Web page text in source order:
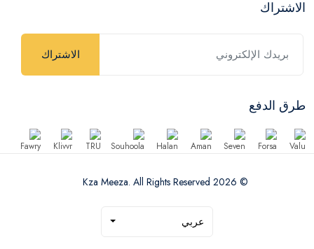
الاشتراك
الاشتراك
طرق الدفع
© 2026 Kza Meeza. All Rights Reserved
عربي